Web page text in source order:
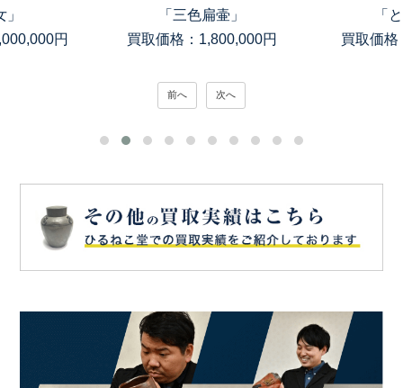
円
「三色扁壷」
買取価格：1,800,000円
「
買取価格
前へ 次へ